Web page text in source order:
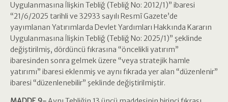
Uygulanmasına İlişkin Tebliğ (Tebliğ No: 2012/1)” ibaresi
“21/6/2025 tarihli ve 32933 sayılı Resmî Gazete’de
yayımlanan Yatırımlarda Devlet Yardımları Hakkında Kararın
Uygulanmasına İlişkin Tebliğ (Tebliğ No: 2025/1)” şeklinde
değiştirilmiş, dördüncü fıkrasına “öncelikli yatırım”
ibaresinden sonra gelmek üzere “veya stratejik hamle
yatırımı” ibaresi eklenmiş ve aynı fıkrada yer alan “düzenlenir”
ibaresi “düzenlenebilir” şeklinde değiştirilmiştir.